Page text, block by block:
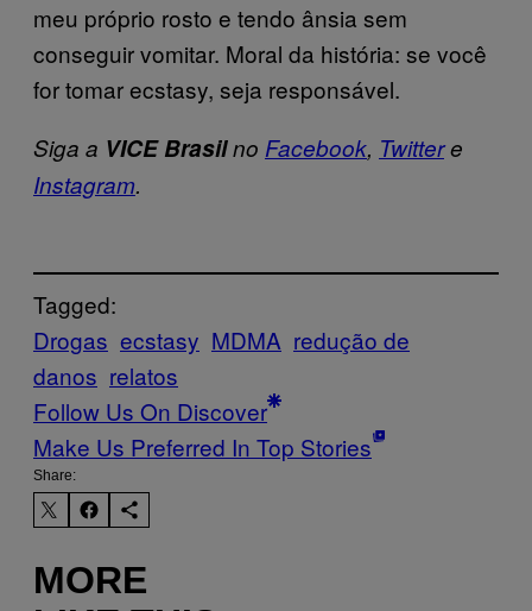
meu próprio rosto e tendo ânsia sem
conseguir vomitar. Moral da história: se você
for tomar ecstasy, seja responsável.
Siga a VICE Brasilno Facebook, Twittere
Instagram.
Tagged:
Drogas ecstasy MDMA redução de
danos relatos
Follow Us On Discover
Make Us Preferred In Top Stories
Share:
MORE